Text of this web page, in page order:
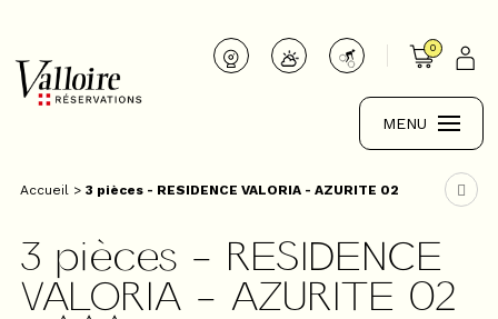
0
MENU
Accueil > 3 pièces - RESIDENCE VALORIA - AZURITE 02
3 pièces - RESIDENCE
VALORIA - AZURITE 02